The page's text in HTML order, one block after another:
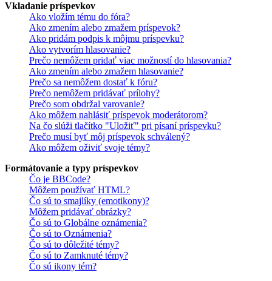
Vkladanie príspevkov
Ako vložím tému do fóra?
Ako zmením alebo zmažem príspevok?
Ako pridám podpis k môjmu príspevku?
Ako vytvorím hlasovanie?
Prečo nemôžem pridať viac možností do hlasovania?
Ako zmením alebo zmažem hlasovanie?
Prečo sa nemôžem dostať k fóru?
Prečo nemôžem pridávať prílohy?
Prečo som obdržal varovanie?
Ako môžem nahlásiť príspevok moderátorom?
Na čo slúži tlačítko "Uložiť" pri písaní príspevku?
Prečo musí byť môj príspevok schválený?
Ako môžem oživiť svoje témy?
Formátovanie a typy príspevkov
Čo je BBCode?
Môžem používať HTML?
Čo sú to smajlíky (emotikony)?
Môžem pridávať obrázky?
Čo sú to Globálne oznámenia?
Čo sú to Oznámenia?
Čo sú to dôležité témy?
Čo sú to Zamknuté témy?
Čo sú ikony tém?